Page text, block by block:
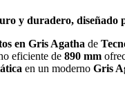
y duradero, diseñado
en Gris Agatha de
eficiente de 890 mm
en un moderno Gris